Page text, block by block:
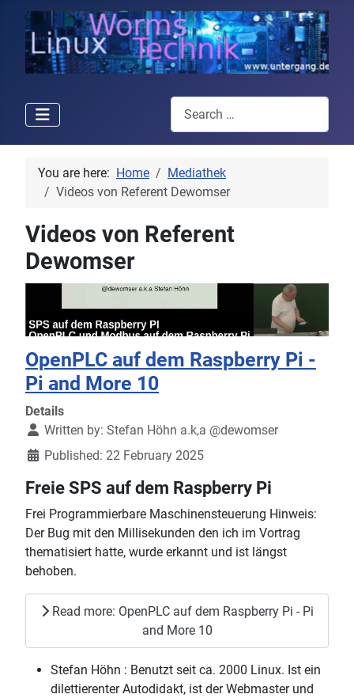
Search
You are here: Home
Mediathek
Videos von Referent Dewomser
Videos von Referent
Dewomser
OpenPLC auf dem Raspberry Pi -
Pi and More 10
Details
Written by: Stefan Höhn a.k,a @dewomser
Published: 22 February 2025
Freie SPS auf dem Raspberry Pi
Frei Programmierbare Maschinensteuerung Hinweis:
Der Bug mit den Millisekunden den ich im Vortrag
thematisiert hatte, wurde erkannt und ist längst
behoben.
Read more: OpenPLC auf dem Raspberry Pi - Pi
and More 10
Stefan Höhn : Benutzt seit ca. 2000 Linux. Ist ein
dilettierenter Autodidakt, ist der Webmaster und